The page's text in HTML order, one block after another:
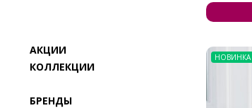
АКЦИИ
КОЛЛЕКЦИИ
БРЕНДЫ
НОВИНКА